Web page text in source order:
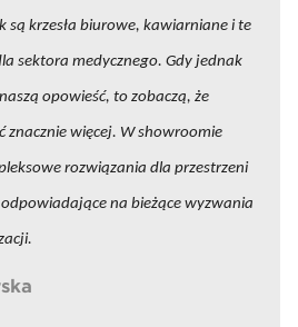
są krzesła biurowe, kawiarniane i te
sektora medycznego. Gdy jednak
opowieść, to zobaczą, że
znacznie więcej. W showroomie
rozwiązania dla przestrzeni
na bieżące wyzwania